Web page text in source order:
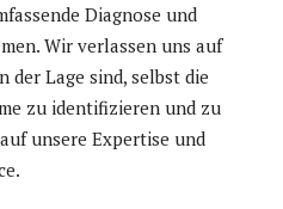
Diagnose und
Wir verlassen uns auf
der Lage sind, selbst die
zu identifizieren und zu
unsere Expertise und